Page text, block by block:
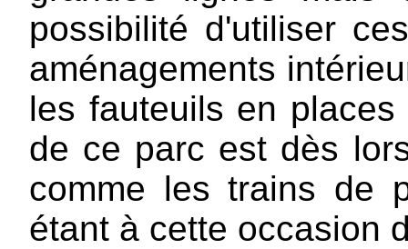
possibilité d'utiliser
aménagements
les fauteuils en
de ce parc est dès
comme les trains de
étant à cette occasion